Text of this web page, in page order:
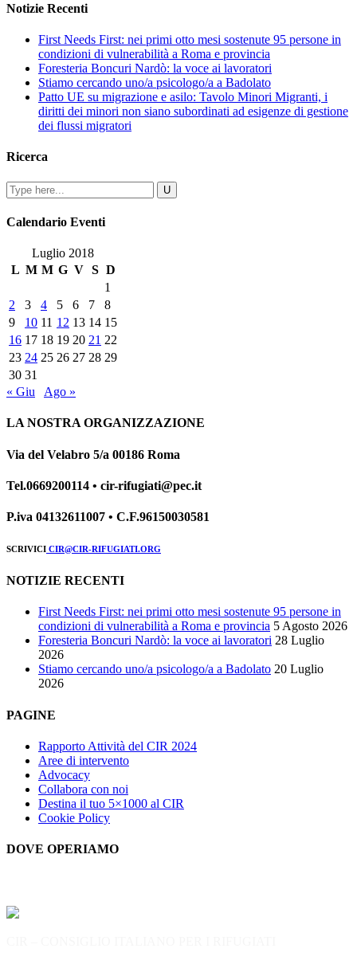
Notizie Recenti
First Needs First: nei primi otto mesi sostenute 95 persone in
condizioni di vulnerabilità a Roma e provincia
Foresteria Boncuri Nardò: la voce ai lavoratori
Stiamo cercando uno/a psicologo/a a Badolato
Patto UE su migrazione e asilo: Tavolo Minori Migranti, i
diritti dei minori non siano subordinati ad esigenze di gestione
dei flussi migratori
Ricerca
Calendario Eventi
Luglio 2018
L M M G V S D
1
2
3 4 5 6 7
8
9
10 11 12 13 14 15
16 17 18 19 20 21 22
23 24 25 26 27 28 29
30 31
« Giu
Ago »
LA NOSTRA ORGANIZZAZIONE
Via del Velabro 5/a 00186 Roma
Tel.0669200114 • cir-rifugiati@pec.it
P.iva 04132611007 • C.F.96150030581
SCRIVICI CIR@CIR-RIFUGIATI.ORG
NOTIZIE RECENTI
First Needs First: nei primi otto mesi sostenute 95 persone in
condizioni di vulnerabilità a Roma e provincia 5 Agosto 2026
Foresteria Boncuri Nardò: la voce ai lavoratori 28 Luglio
2026
Stiamo cercando uno/a psicologo/a a Badolato 20 Luglio
2026
PAGINE
Rapporto Attività del CIR 2024
Aree di intervento
Advocacy
Collabora con noi
Destina il tuo 5×1000 al CIR
Cookie Policy
DOVE OPERIAMO